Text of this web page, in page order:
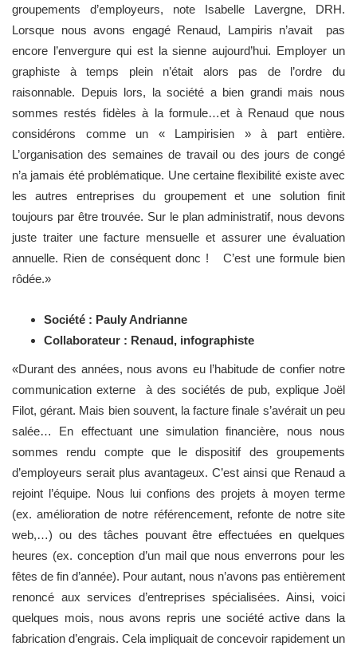
groupements d’employeurs, note Isabelle Lavergne, DRH.
Lorsque nous avons engagé Renaud, Lampiris n’avait pas
encore l’envergure qui est la sienne aujourd’hui. Employer un
graphiste à temps plein n’était alors pas de l’ordre du
raisonnable. Depuis lors, la société a bien grandi mais nous
sommes restés fidèles à la formule…et à Renaud que nous
considérons comme un « Lampirisien » à part entière.
L’organisation des semaines de travail ou des jours de congé
n’a jamais été problématique. Une certaine flexibilité existe avec
les autres entreprises du groupement et une solution finit
toujours par être trouvée. Sur le plan administratif, nous devons
juste traiter une facture mensuelle et assurer une évaluation
annuelle. Rien de conséquent donc ! C’est une formule bien
rôdée.»
Société : Pauly Andrianne
Collaborateur : Renaud, infographiste
«Durant des années, nous avons eu l’habitude de confier notre
communication externe à des sociétés de pub, explique Joël
Filot, gérant. Mais bien souvent, la facture finale s’avérait un peu
salée… En effectuant une simulation financière, nous nous
sommes rendu compte que le dispositif des groupements
d’employeurs serait plus avantageux. C’est ainsi que Renaud a
rejoint l’équipe. Nous lui confions des projets à moyen terme
(ex. amélioration de notre référencement, refonte de notre site
web,…) ou des tâches pouvant être effectuées en quelques
heures (ex. conception d’un mail que nous enverrons pour les
fêtes de fin d’année). Pour autant, nous n’avons pas entièrement
renoncé aux services d’entreprises spécialisées. Ainsi, voici
quelques mois, nous avons repris une société active dans la
fabrication d’engrais. Cela impliquait de concevoir rapidement un